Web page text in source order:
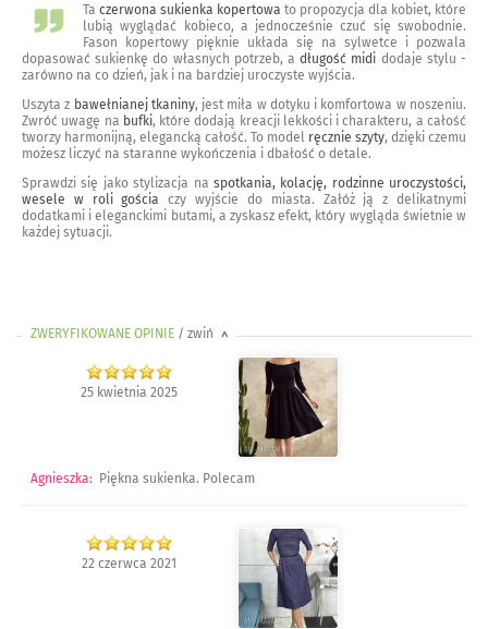
Ta czerwona sukienka kopertowa to propozycja dla kobiet, które
lubią wyglądać kobieco, a jednocześnie czuć się swobodnie.
Fason kopertowy pięknie układa się na sylwetce i pozwala
dopasować sukienkę do własnych potrzeb, adługość midi dodaje stylu -
zarówno na co dzień, jak i na bardziej uroczyste wyjścia.
Uszyta z bawełnianej tkaniny, jest miła w dotyku i komfortowa w noszeniu.
Zwróć uwagę na bufki, które dodają kreacji lekkości i charakteru, a całość
tworzy harmonijną, elegancką całość. To model ręcznie szyty, dzięki czemu
możesz liczyć na staranne wykończenia i dbałość o detale.
Sprawdzi się jako stylizacja na spotkania, kolację, rodzinne uroczystości,
wesele w roli gościa
czy wyjście do miasta. Załóż ją z delikatnymi
dodatkami i eleganckimi butami, a zyskasz efekt, który wygląda świetnie w
każdej sytuacji.
ZWERYFIKOWANE OPINIE / zwiń >
25 kwietnia 2025
Agnieszka: Piękna sukienka. Polecam
22 czerwca 2021